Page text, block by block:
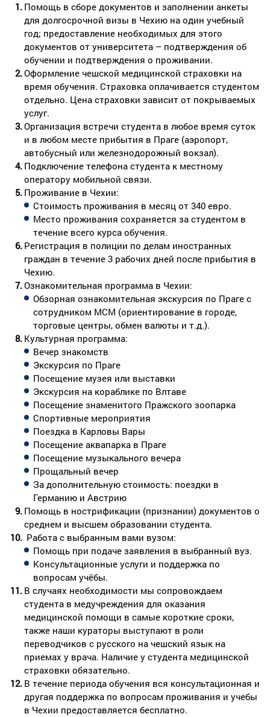
Помощь в сборе документов и заполнении анкеты
для долгосрочной визы в Чехию на один учебный
год; предоставление необходимых для этого
документов от университета – подтверждения об
обучении и подтверждения о проживании.
Оформление чешской медицинской страховки на
время обучения. Страховка оплачивается студентом
отдельно. Цена страховки зависит от покрываемых
услуг.
Организация встречи студента в любое время суток
и в любом месте прибытия в Праге (аэропорт,
автобусный или железнодорожный вокзал).
Подключение телефона студента к местному
оператору мобильной связи.
Проживание в Чехии:
Стоимость проживания в месяц от 340 евро.
Место проживания сохраняется за студентом в
течение всего курса обучения.
Регистрация в полиции по делам иностранных
граждан в течение 3 рабочих дней после прибытия в
Чехию.
Ознакомительная программа в Чехии:
Обзорная ознакомительная экскурсия по Праге с
сотрудником МСМ (ориентирование в городе,
торговые центры, обмен валюты и т.д.).
Культурная программа:
Вечер знакомств
Экскурсия по Праге
Посещение музея или выставки
Экскурсия на кораблике по Влтаве
Посещение знаменитого Пражского зоопарка
Спортивные мероприятия
Поездка в Карловы Вары
Посещение аквапарка в Праге
Посещение музыкального вечера
Прощальный вечер
За дополнительную стоимость: поездки в
Германию и Австрию
Помощь в нострификации (признании) документов о
среднем и высшем образовании студента.
Работа с выбранным вами вузом:
Помощь при подаче заявления в выбранный вуз.
Консультационные услуги и поддержка по
вопросам учёбы.
В случаях необходимости мы сопровождаем
студента в медучреждения для оказания
медицинской помощи в самые короткие сроки,
также наши кураторы выступают в роли
переводчиков с русского на чешский язык на
приемах у врача. Наличие у студента медицинской
страховки обязательно.
В течение периода обучения вся консультационная и
другая поддержка по вопросам проживания и учебы
в Чехии предоставляется бесплатно.